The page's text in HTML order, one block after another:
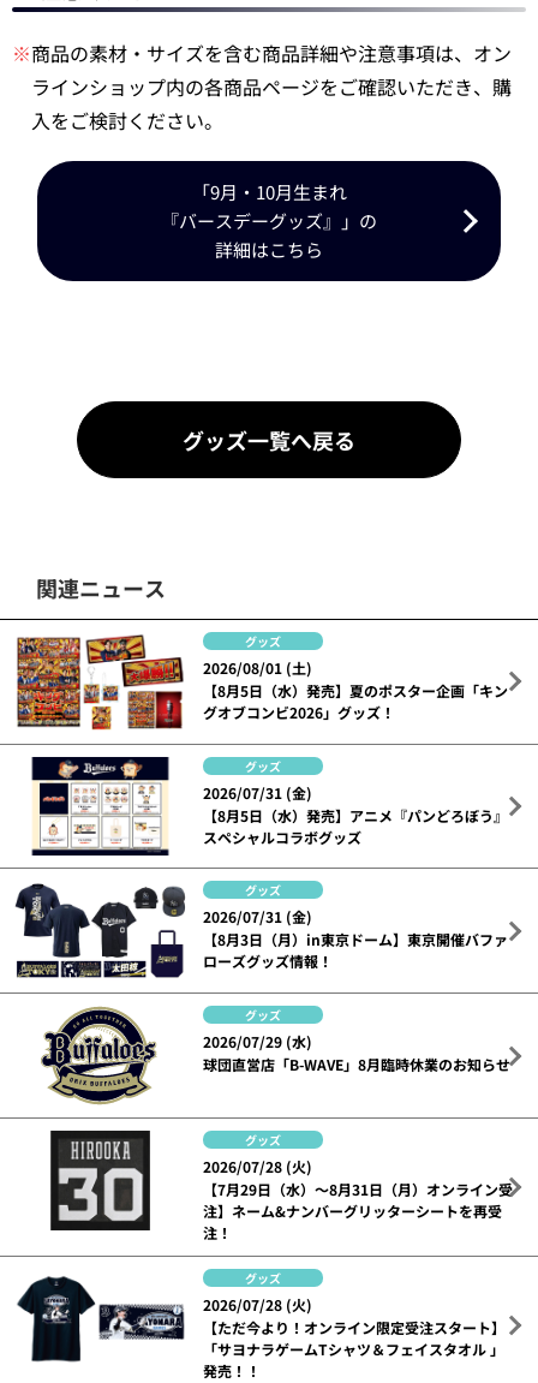
※商品の素材・サイズを含む商品詳細や注意事項は、オン
ラインショップ内の各商品ページをご確認いただき、購
入をご検討ください。
「9月・10月生まれ
『バースデーグッズ』」の
詳細はこちら
グッズ一覧へ戻る
関連ニュース
グッズ
2026/08/01 (土)
【8月5日（水）発売】夏のポスター企画「キン
グオブコンビ2026」グッズ！
グッズ
2026/07/31 (金)
【8月5日（水）発売】アニメ『パンどろぼう』
スペシャルコラボグッズ
グッズ
2026/07/31 (金)
【8月3日（月）in東京ドーム】東京開催バファ
ローズグッズ情報！
グッズ
2026/07/29 (水)
球団直営店「B-WAVE」8月臨時休業のお知らせ
グッズ
2026/07/28 (火)
【7月29日（水）～8月31日（月）オンライン受
注】ネーム&ナンバーグリッターシートを再受
注！
グッズ
2026/07/28 (火)
【ただ今より！オンライン限定受注スタート】
「サヨナラゲームTシャツ＆フェイスタオル 」
発売！！